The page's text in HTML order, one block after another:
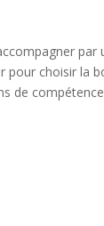
pour choisir la
de